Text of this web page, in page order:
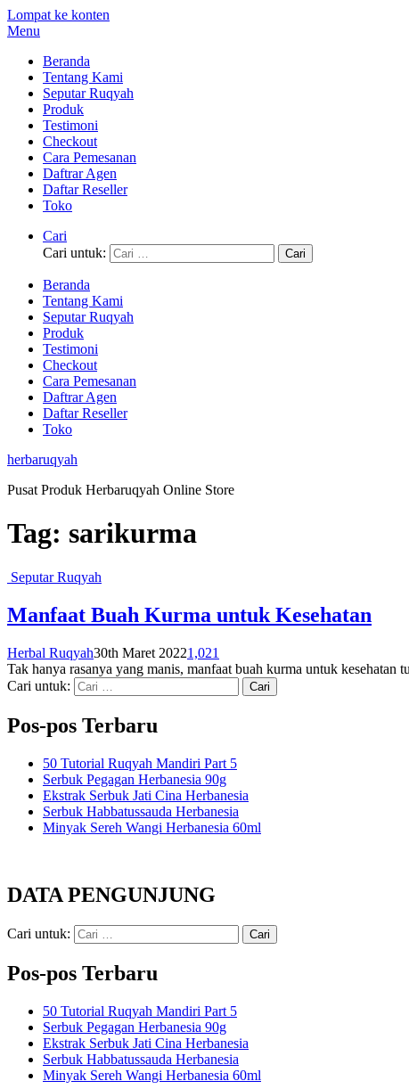
Lompat ke konten
Menu
Beranda
Tentang Kami
Seputar Ruqyah
Produk
Testimoni
Checkout
Cara Pemesanan
Daftrar Agen
Daftar Reseller
Toko
Cari
Cari untuk:
Beranda
Tentang Kami
Seputar Ruqyah
Produk
Testimoni
Checkout
Cara Pemesanan
Daftrar Agen
Daftar Reseller
Toko
herbaruqyah
Pusat Produk Herbaruqyah Online Store
Tag: sarikurma
Seputar Ruqyah
Manfaat Buah Kurma untuk Kesehatan
Herbal Ruqyah30th Maret 20221,021
Tak hanya rasanya yang manis, manfaat buah kurma untuk kesehatan
Cari untuk:
Pos-pos Terbaru
50 Tutorial Ruqyah Mandiri Part 5
Serbuk Pegagan Herbanesia 90g
Ekstrak Serbuk Jati Cina Herbanesia
Serbuk Habbatussauda Herbanesia
Minyak Sereh Wangi Herbanesia 60ml
DATA PENGUNJUNG
Cari untuk:
Pos-pos Terbaru
50 Tutorial Ruqyah Mandiri Part 5
Serbuk Pegagan Herbanesia 90g
Ekstrak Serbuk Jati Cina Herbanesia
Serbuk Habbatussauda Herbanesia
Minyak Sereh Wangi Herbanesia 60ml